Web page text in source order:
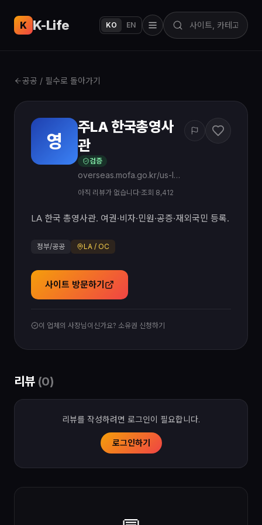
K K-Life KO EN
공공 / 필수로 돌아가기
영
주LA 한국총영사
관
검증
overseas.mofa.go.kr/us-losangeles-ko/index.do
아직 리뷰가 없습니다·조회 8,412
LA 한국 총영사관. 여권·비자·민원·공증·재외국민 등록.
정부/공공 LA / OC
사이트 방문하기
이 업체의 사장님이신가요? 소유권 신청하기
리뷰 (0)
리뷰를 작성하려면 로그인이 필요합니다.
로그인하기